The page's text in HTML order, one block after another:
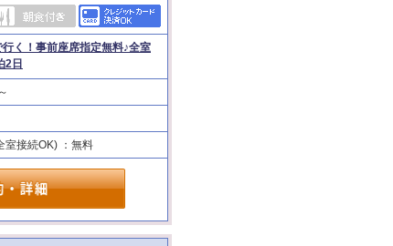
く！事前座席指定無料♪全室
2日
室接続OK) ：無料